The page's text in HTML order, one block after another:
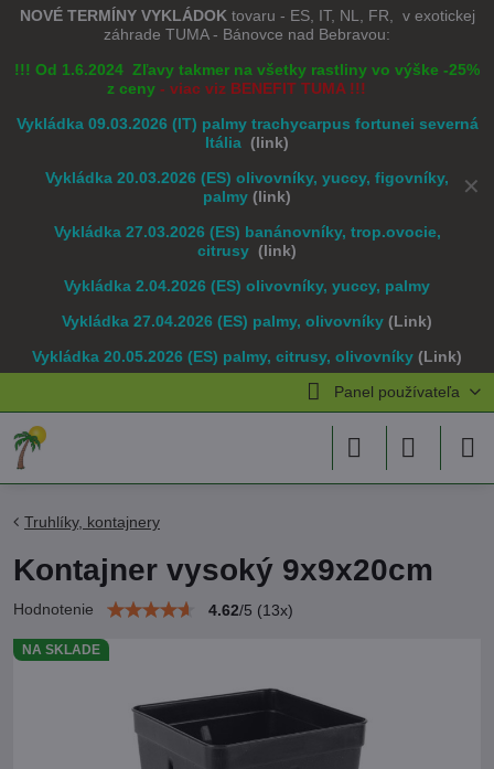
✕
NOVÉ TERMÍNY VYKLÁDOK tovaru - ES, IT, NL, FR, v exotickej
záhrade TUMA - Bánovce nad Bebravou:
!!! Od 1.6.2024 Zľavy takmer na všetky rastliny vo výške -25%
z ceny - viac viz BENEFIT TUMA !!!
Vykládka 09.03.2026 (IT) palmy trachycarpus fortunei severná
Itália (link)
Vykládka 20.03.2026 (ES) olivovníky, yuccy, figovníky,
palmy (link)
Vykládka 27.03.2026 (ES) banánovníky, trop.ovocie,
citrusy (link)
Vykládka 2.04.2026 (ES) olivovníky, yuccy, palmy
Vykládka 27.04.2026 (ES) palmy, olivovníky (Link)
Vykládka 20.05.2026 (ES) palmy, citrusy, olivovníky (Link)
Panel používateľa
NA SKLADE
Truhlíky, kontajnery
Kontajner vysoký 9x9x20cm
Hodnotenie 4.62/5 (13x)